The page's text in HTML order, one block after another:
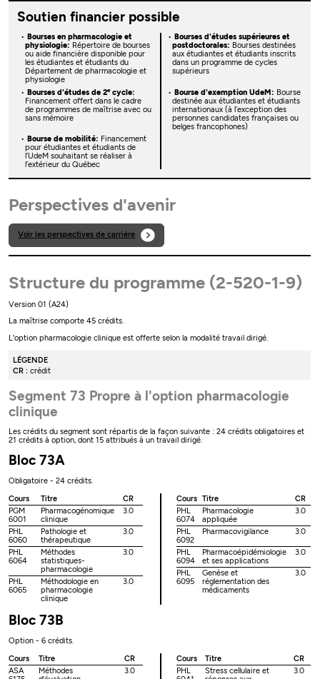
Soutien financier possible
Bourses en pharmacologie et
physiologie: Répertoire de bourses
ou aide financière disponible pour
les étudiantes et étudiants du
Département de pharmacologie et
physiologie
Bourses d'études supérieures et
postdoctorales: Bourses destinées
aux étudiantes et étudiants inscrits
dans un programme de cycles
supérieurs
Bourses d'études de 2ecycle:
Financement offert dans le cadre
de programmes de maîtrise avec ou
sans mémoire
Bourse d'exemption UdeM: Bourse
destinée aux étudiantes et étudiants
internationaux (à l’exception des
personnes candidates françaises ou
belges francophones)
Bourse de mobilité: Financement
pour étudiantes et étudiants de
l’UdeM souhaitant se réaliser à
l’extérieur du Québec
Perspectives d'avenir
Voir les perspectives de carrière
Structure du programme (2-520-1-9)
Version 01 (A24)
La maîtrise comporte 45 crédits.
L'option pharmacologie clinique est offerte selon la modalité travail dirigé.
LÉGENDE
CR : crédit
Segment 73 Propre à l'option pharmacologie
clinique
Les crédits du segment sont répartis de la façon suivante : 24 crédits obligatoires et
21 crédits à option, dont 15 attribués à un travail dirigé.
Bloc 73A
Obligatoire - 24 crédits.
Cours
Titre
CR
PGM
6001
Pharmacogénomique
clinique
3.0
PHL
6060
Pathologie et
thérapeutique
3.0
PHL
6064
Méthodes
statistiques-
pharmacologie
3.0
PHL
6065
Méthodologie en
pharmacologie
clinique
3.0
Cours Titre
CR
PHL
6074
Pharmacologie
appliquée
3.0
PHL
6092
Pharmacovigilance 3.0
PHL
6094
Pharmacoépidémiologie
et ses applications
3.0
PHL
6095
Genèse et
réglementation des
médicaments
3.0
Bloc 73B
Option - 6 crédits.
Cours
Titre
CR
ASA
Méthodes
3.0
Cours Titre
CR
PHL
Stress cellulaire et
3.0